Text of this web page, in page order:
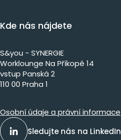
Kde nás nájdete
S&you - SYNERGIE
Worklounge Na Příkopě 14
vstup Panská 2
110 00 Praha 1
Osobní údaje a právní informace
Sledujte nás na LinkedIn